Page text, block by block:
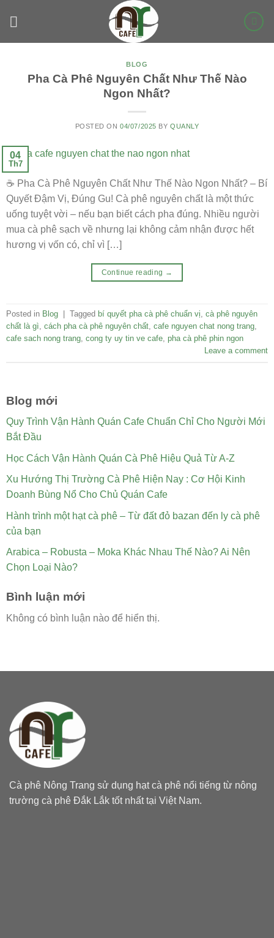
BLOG
Pha Cà Phê Nguyên Chất Như Thế Nào
Ngon Nhất?
POSTED ON04/07/2025 BYQUANLY
04
Th7
☕ Pha Cà Phê Nguyên Chất Như Thế Nào Ngon Nhất? – Bí
Quyết Đậm Vị, Đúng Gu! Cà phê nguyên chất là một thức
uống tuyệt vời – nếu bạn biết cách pha đúng. Nhiều người
mua cà phê sạch về nhưng lại không cảm nhận được hết
hương vị vốn có, chỉ vì […]
Continue reading →
Posted in Blog Tagged bí quyết pha cà phê chuẩn vị, cà phê nguyên
chất là gì, cách pha cà phê nguyên chất, cafe nguyen chat nong trang,
cafe sach nong trang, cong ty uy tin ve cafe, pha cà phê phin ngon
Leave a comment
Blog mới
Quy Trình Vận Hành Quán Cafe Chuẩn Chỉ Cho Người Mới
Bắt Đầu
Học Cách Vận Hành Quán Cà Phê Hiệu Quả Từ A-Z
Xu Hướng Thị Trường Cà Phê Hiện Nay : Cơ Hội Kinh
Doanh Bùng Nổ Cho Chủ Quán Cafe
Hành trình một hạt cà phê – Từ đất đỏ bazan đến ly cà phê
của bạn
Arabica – Robusta – Moka Khác Nhau Thế Nào? Ai Nên
Chọn Loại Nào?
Bình luận mới
Không có bình luận nào để hiển thị.
Cà phê Nông Trang sử dụng hạt cà phê nổi tiếng từ nông
trường cà phê Đắk Lắk tốt nhất tại Việt Nam.